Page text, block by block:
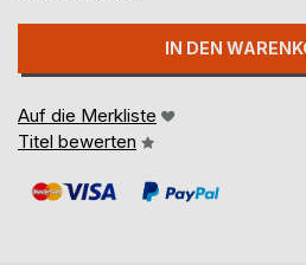
IN DEN
Auf die Merkliste
Titel bewerten